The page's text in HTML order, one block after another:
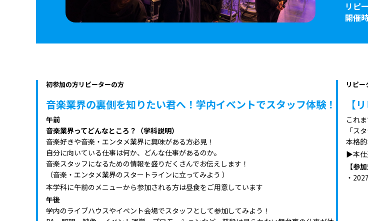
リピ
開催
初参加の方リピーターの方
音楽業界の裏側を知りたい君へ！学内イベントでスタッフ体験！
午前
音楽業界ってどんなところ？（学科説明）
音楽好きや音楽・エンタメ業界に興味がある方必見！
自分に向いている仕事は何か、どんな仕事があるのか。
音楽スタッフになるための情報を盛りだくさんでお伝えします！
（音楽・エンタメ業界のスタートラインに立ってみよう ）
本学科に午前のメニューから参加される方は昼食をご用意しています
午後
学内のライブハウスやイベント会場でスタッフとして参加してみよう！
リピー
【
これ
「ス
本格
▶︎本仕
【参
・